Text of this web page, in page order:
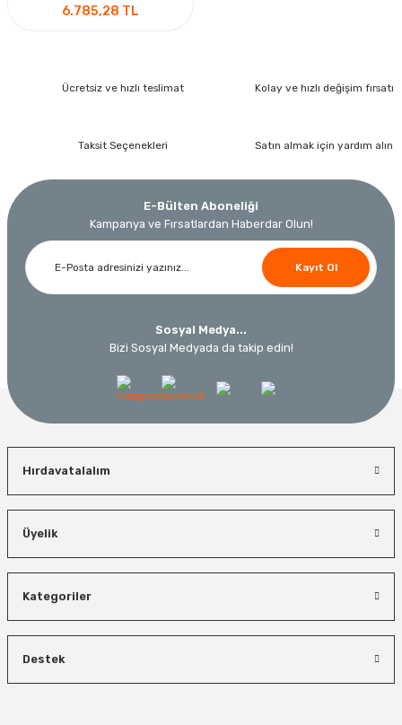
6.785,28 TL
Ücretsiz ve hızlı teslimat Kolay ve hızlı değişim fırsatı
Taksit Seçenekleri Satın almak için yardım alın
E-Bülten Aboneliği
Kampanya ve Fırsatlardan Haberdar Olun!
Kayıt Ol
Sosyal Medya...
Bizi Sosyal Medyada da takip edin!
Hırdavatalalım
Üyelik
Kategoriler
Destek